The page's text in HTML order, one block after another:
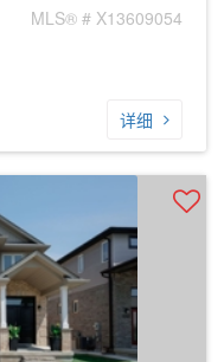
MLS® # X13609054
详细